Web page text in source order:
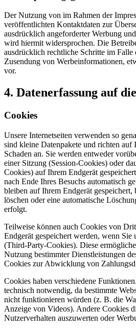
Der Nutzung von im Rahmen der
veröffentlichten Kontaktdaten zur
ausdrücklich angeforderter Werbung
wird hiermit widersprochen. Die
ausdrücklich rechtliche Schritte im Falle
Zusendung von Werbeinformationen,
vor.
4. Datenerfassung auf
Cookies
Unsere Internetseiten verwenden so
sind kleine Datenpakete und richten auf
Schaden an. Sie werden entweder
einer Sitzung (Session-Cookies) oder
Cookies) auf Ihrem Endgerät
nach Ende Ihres Besuchs automatisch
bleiben auf Ihrem Endgerät gespeichert,
löschen oder eine automatische
erfolgt.
Teilweise können auch Cookies von
Endgerät gespeichert werden, wenn Sie
(Third-Party-Cookies). Diese
Nutzung bestimmter Dienstleistungen
Cookies zur Abwicklung von
Cookies haben verschiedene
technisch notwendig, da bestimmte
nicht funktionieren würden (z. B. die
Anzeige von Videos). Andere Cookies
Nutzerverhalten auszuwerten oder